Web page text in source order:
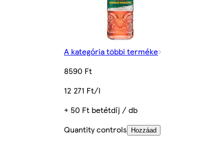
A kategória többi terméke
8590 Ft
12 271 Ft/l
+ 50 Ft betétdíj / db
Quantity controls
Hozzáad